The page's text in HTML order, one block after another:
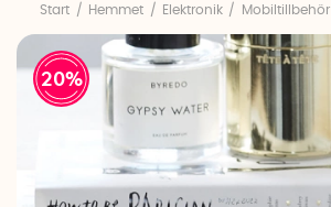
Start Hemmet Elektronik Mobiltillbehör
20